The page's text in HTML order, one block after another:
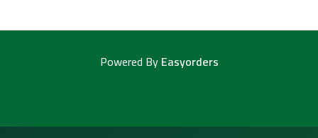
Powered ByEasyorders